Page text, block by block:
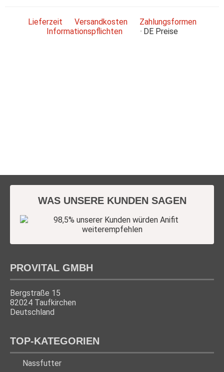
Lieferzeit Versandkosten
Zahlungsformen
Informationspflichten
DEPreise
WAS UNSERE KUNDEN SAGEN
PROVITAL GMBH
Bergstraße 15
82024 Taufkirchen
Deutschland
TOP-KATEGORIEN
Nassfutter